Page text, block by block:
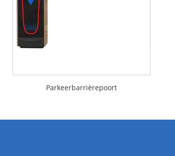
Parkeerbarrièrepoort